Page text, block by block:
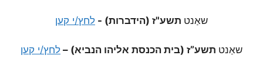
שאַנט תשע"ז (הידברות) - לחץ/י קען
שאַנט תשע”ז (בית הכנסת אליהו הנביא) – לחץ/י קען